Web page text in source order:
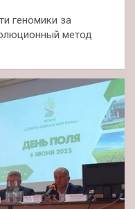
геномики за
метод